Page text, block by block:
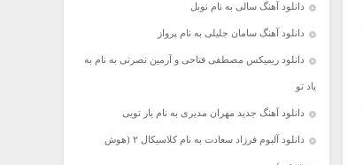
دانلود آهنگ سالی به نام نوبل
دانلود آهنگ سامان جلیلی به نام پرواز
دانلود ریمیکس مصطفی فتاحی و آرمین نصرتی به نام به
یاد تو
دانلود آهنگ جدید مهران مدیری به نام یار تویی
دانلود آلبوم فرزاد سعادت به نام کلاسیکال ۲ (هوش